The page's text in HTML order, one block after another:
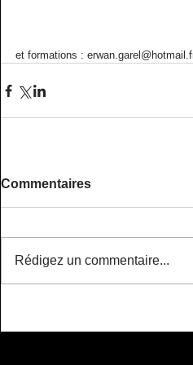
et formations :
Commentaires
Rédigez un commentaire...